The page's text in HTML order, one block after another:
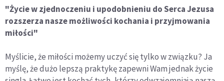
"Życie w zjednoczeniu i upodobnieniu do Serca Jezusa
rozszerza nasze możliwości kochania i przyjmowania
miłości"
Myślicie, że miłości możemy uczyć się tylko w związku? Ja
myślę, że dużo lepszą praktykę zapewni Wam jednak życie